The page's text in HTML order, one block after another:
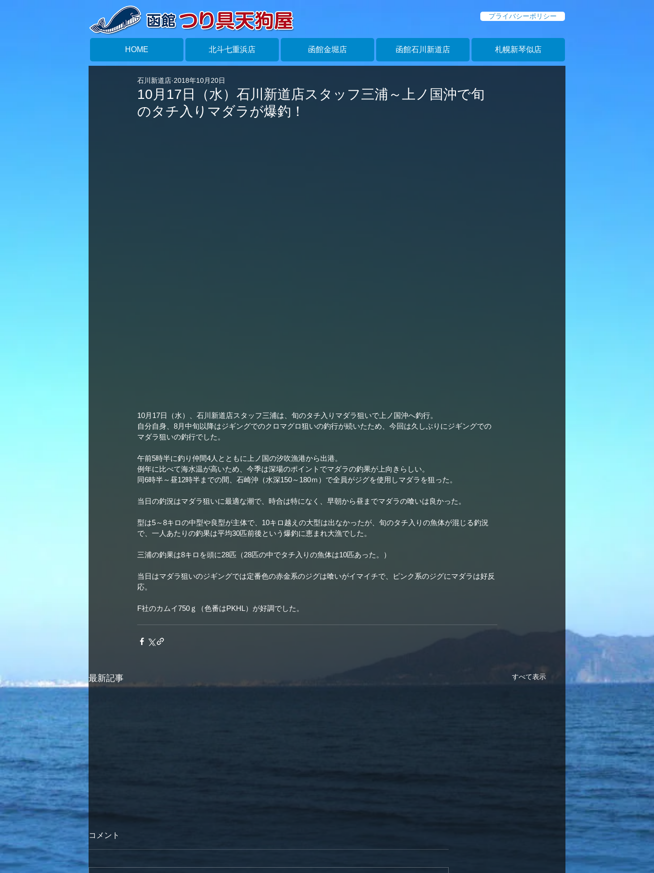
プライバシーポリシー
HOME 北斗七重浜店 函館金堀店 函館石川新道店 札幌新琴似店
10月17日（水）石川新道店スタッフ三浦～上ノ国沖で旬
のタチ入りマダラが爆釣！
石川新道店 2018年10月20日
10月17日（水）、石川新道店スタッフ三浦は、旬のタチ入りマダラ狙いで上ノ国沖へ釣行。
自分自身、8月中旬以降はジギングでのクロマグロ狙いの釣行が続いたため、今回は久しぶりにジギングでの
マダラ狙いの釣行でした。
午前5時半に釣り仲間4人とともに上ノ国の汐吹漁港から出港。
例年に比べて海水温が高いため、今季は深場のポイントでマダラの釣果が上向きらしい。
同6時半～昼12時半までの間、石崎沖（水深150～180ｍ）で全員がジグを使用しマダラを狙った。
当日の釣況はマダラ狙いに最適な潮で、時合は特になく、早朝から昼までマダラの喰いは良かった。
型は5～8キロの中型や良型が主体で、10キロ越えの大型は出なかったが、旬のタチ入りの魚体が混じる釣況
で、一人あたりの釣果は平均30匹前後という爆釣に恵まれ大漁でした。
三浦の釣果は8キロを頭に28匹（28匹の中でタチ入りの魚体は10匹あった。）
当日はマダラ狙いのジギングでは定番色の赤金系のジグは喰いがイマイチで、ピンク系のジグにマダラは好反
応。
F社のカムイ750ｇ（色番はPKHL）が好調でした。
最新記事 すべて表示
コメント